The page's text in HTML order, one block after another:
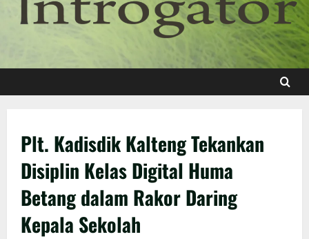
Plt. Kadisdik Kalteng Tekankan
Disiplin Kelas Digital Huma
Betang dalam Rakor Daring
Kepala Sekolah